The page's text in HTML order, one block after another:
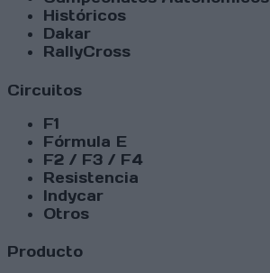
Históricos
Dakar
RallyCross
Circuitos
F1
Fórmula E
F2 / F3 / F4
Resistencia
Indycar
Otros
Producto